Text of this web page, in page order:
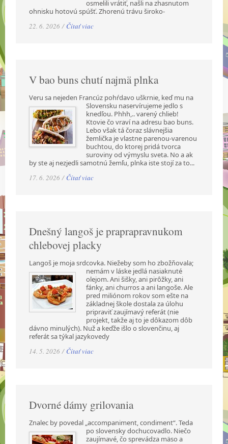
osmelili vrátiť, našli na zhasnutom
ohnisku hotovú spúšť. Zhorenú trávu široko-
22. 6. 2026 / Čítať viac
V bao buns chutí najmä plnka
Veru sa nejeden Francúz pohŕdavo uškrnie, keď mu na
Slovensku naservírujeme jedlo s
knedľou. Phhh,.. varený chlieb!
Ktovie čo vraví na adresu bao buns.
Lebo však tá čoraz slávnejšia
žemlička je vlastne parenou-varenou
buchtou, do ktorej pridá tvorca
suroviny od výmyslu sveta. No a ak
by ste aj nezjedli samotnú žemľu, plnka iste stojí za to...
17. 6. 2026 / Čítať viac
Dnešný langoš je praprapravnukom
chlebovej placky
Langoš je moja srdcovka. Niežeby som ho zbožňovala;
nemám v láske jedlá nasiaknuté
olejom. Ani šišky, ani pirôžky, ani
fánky, ani churros a ani langoše. Ale
pred miliónom rokov som ešte na
základnej škole dostala za úlohu
pripraviť zaujímavý referát (nie
projekt, takže aj to je dôkazom dôb
dávno minulých). Nuž a keďže išlo o slovenčinu, aj
referát sa týkal jazykovedy
14. 5. 2026 / Čítať viac
Dvorné dámy grilovania
Znalec by povedal „accompaniment, condiment“. Teda
po slovensky dochucovadlo. Niečo
zaujímavé, čo sprevádza mäso a